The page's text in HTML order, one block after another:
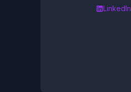
LinkedIn